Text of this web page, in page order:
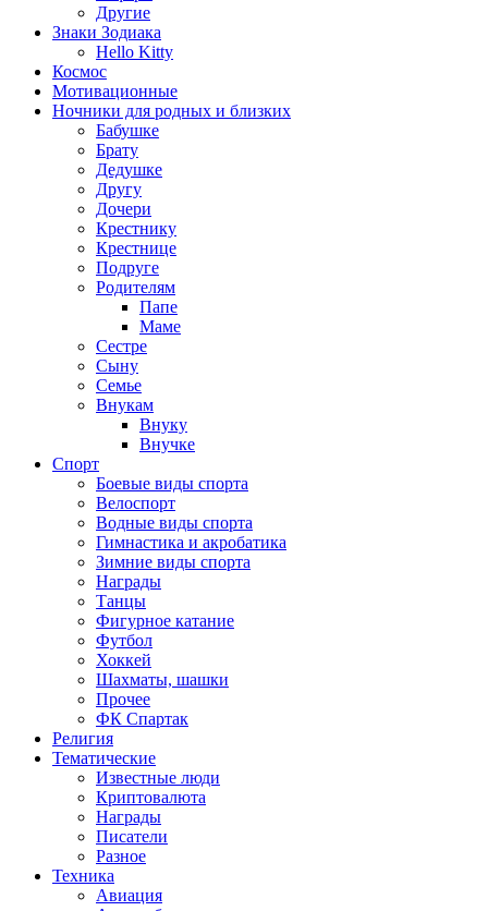
Другие
Знаки Зодиака
Hello Kitty
Космос
Мотивационные
Ночники для родных и близких
Бабушке
Брату
Дедушке
Другу
Дочери
Крестнику
Крестнице
Подруге
Родителям
Папе
Маме
Сестре
Сыну
Семье
Внукам
Внуку
Внучке
Спорт
Боевые виды спорта
Велоспорт
Водные виды спорта
Гимнастика и акробатика
Зимние виды спорта
Награды
Танцы
Фигурное катание
Футбол
Хоккей
Шахматы, шашки
Прочее
ФК Спартак
Религия
Тематические
Известные люди
Криптовалюта
Награды
Писатели
Разное
Техника
Авиация